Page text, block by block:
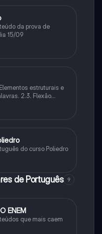
da prova de
15/09
estruturais e
2.3. Flexão
nominal e
nominal e
do curso Poliedro
de Português 9
ENEM
que mais caem